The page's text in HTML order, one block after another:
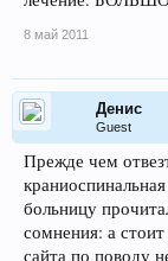
8 май 2011
Денис
Guest
Прежде чем
больницу
сомнения: а
сайта по поводу